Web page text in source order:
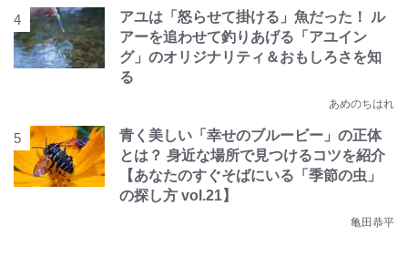
アユは「怒らせて掛ける」魚だった！ ル
アーを追わせて釣りあげる「アユイン
グ」のオリジナリティ＆おもしろさを知
る
あめのちはれ
青く美しい「幸せのブルービー」の正体
とは？ 身近な場所で見つけるコツを紹介
【あなたのすぐそばにいる「季節の虫」
の探し方 vol.21】
亀田恭平